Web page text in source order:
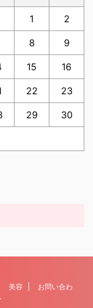
1 2
8 9
15 16
22 23
29 30
美容
お問い合わ